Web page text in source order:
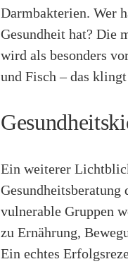
Darmbakterien. Wer
Gesundheit hat? Die
wird als besonders
und Fisch – das
Ein weiterer
vulnerable Gruppen
zu Ernährung,
Ein echtes